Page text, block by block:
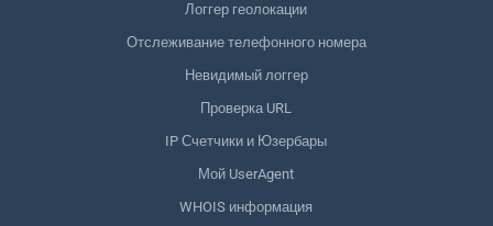
Логгер геолокации
Отслеживание телефонного номера
Невидимый логгер
Проверка URL
IP Счетчики и Юзербары
Мой UserAgent
WHOIS информация